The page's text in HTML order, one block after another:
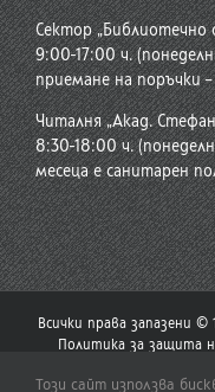
Сектор „Библиотечно
9:00-17:00 ч.
приемане на поръчки –
Читалня „Акад.
8:30-18:00 ч.
месеца е санитарен
Всички права запазени
Политика за защита
политика
Стар сайт на
Този сайт използва